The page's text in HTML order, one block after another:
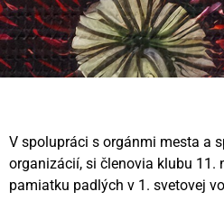
V spolupráci s orgánmi mesta a
organizácií, si členovia klubu 11.
pamiatku padlých v 1. svetovej